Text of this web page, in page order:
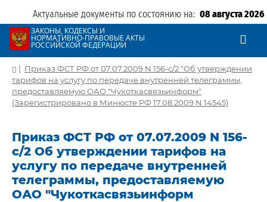
Актуальные документы по состоянию на: 08 августа 2026
ЗАКОНЫ, КОДЕКСЫ И
НОРМАТИВНО-ПРАВОВЫЕ АКТЫ
РОССИЙСКОЙ ФЕДЕРАЦИИ
| Приказ ФСТ РФ от 07.07.2009 N 156-с/2 "Об утверждении
тарифов на услугу по передаче внутренней телеграммы,
предоставляемую ОАО "Чукоткасвязьинформ"
(Зарегистрировано в Минюсте РФ 17.08.2009 N 14545)
Приказ ФСТ РФ от 07.07.2009 N 156-
с/2 Об утверждении тарифов на
услугу по передаче внутренней
телеграммы, предоставляемую
ОАО "Чукоткасвязьинформ